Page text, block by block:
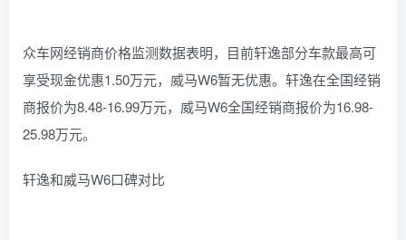
众车网经销商价格监测数据表明，目前轩逸部分车款最高可
享受现金优惠1.50万元，威马W6暂无优惠。轩逸在全国经销
商报价为8.48-16.99万元，威马W6全国经销商报价为16.98-
25.98万元。
轩逸和威马W6口碑对比